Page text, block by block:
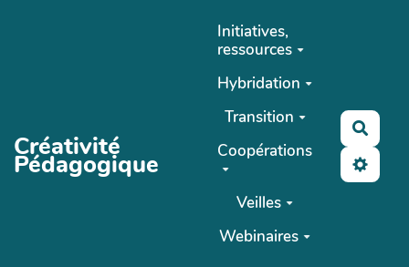
Créativité
Pédagogique
Initiatives,
ressources
Hybridation
Transition
Coopérations
Veilles
Webinaires